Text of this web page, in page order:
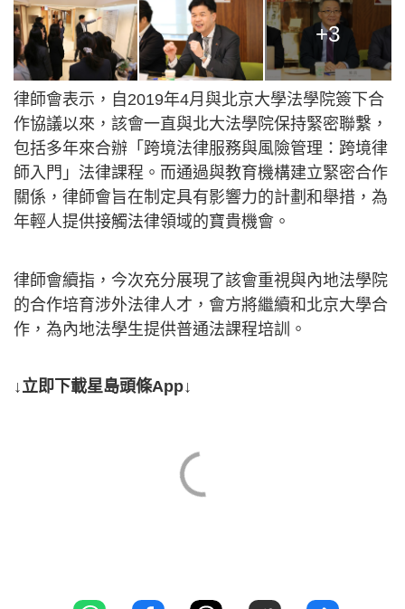
+3
律師會表示，自2019年4月與北京大學法學院簽下合
作協議以來，該會一直與北大法學院保持緊密聯繫，
包括多年來合辦「跨境法律服務與風險管理：跨境律
師入門」法律課程。而通過與教育機構建立緊密合作
關係，律師會旨在制定具有影響力的計劃和舉措，為
年輕人提供接觸法律領域的寶貴機會。
律師會續指，今次充分展現了該會重視與內地法學院
的合作培育涉外法律人才，會方將繼續和北京大學合
作，為內地法學生提供普通法課程培訓。
↓立即下載星島頭條App↓